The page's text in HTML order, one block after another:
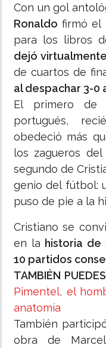
Con un gol
Ronaldo firmó el
para los libros
dejó
de cuartos de
al despachar 3-0
El primero de
portugués,
obedeció más
los zagueros del
segundo de
genio del fútbol:
puso de pie a la
Cristiano se
en la historia de
10 partidos
TAMBIÉN
Pimentel, el
anatomía
También
obra de